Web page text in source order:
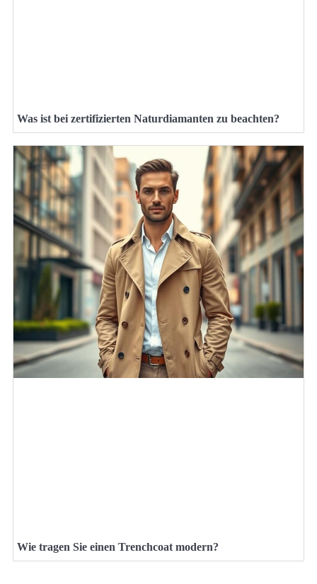
Was ist bei zertifizierten Naturdiamanten zu beachten?
Wie tragen Sie einen Trenchcoat modern?